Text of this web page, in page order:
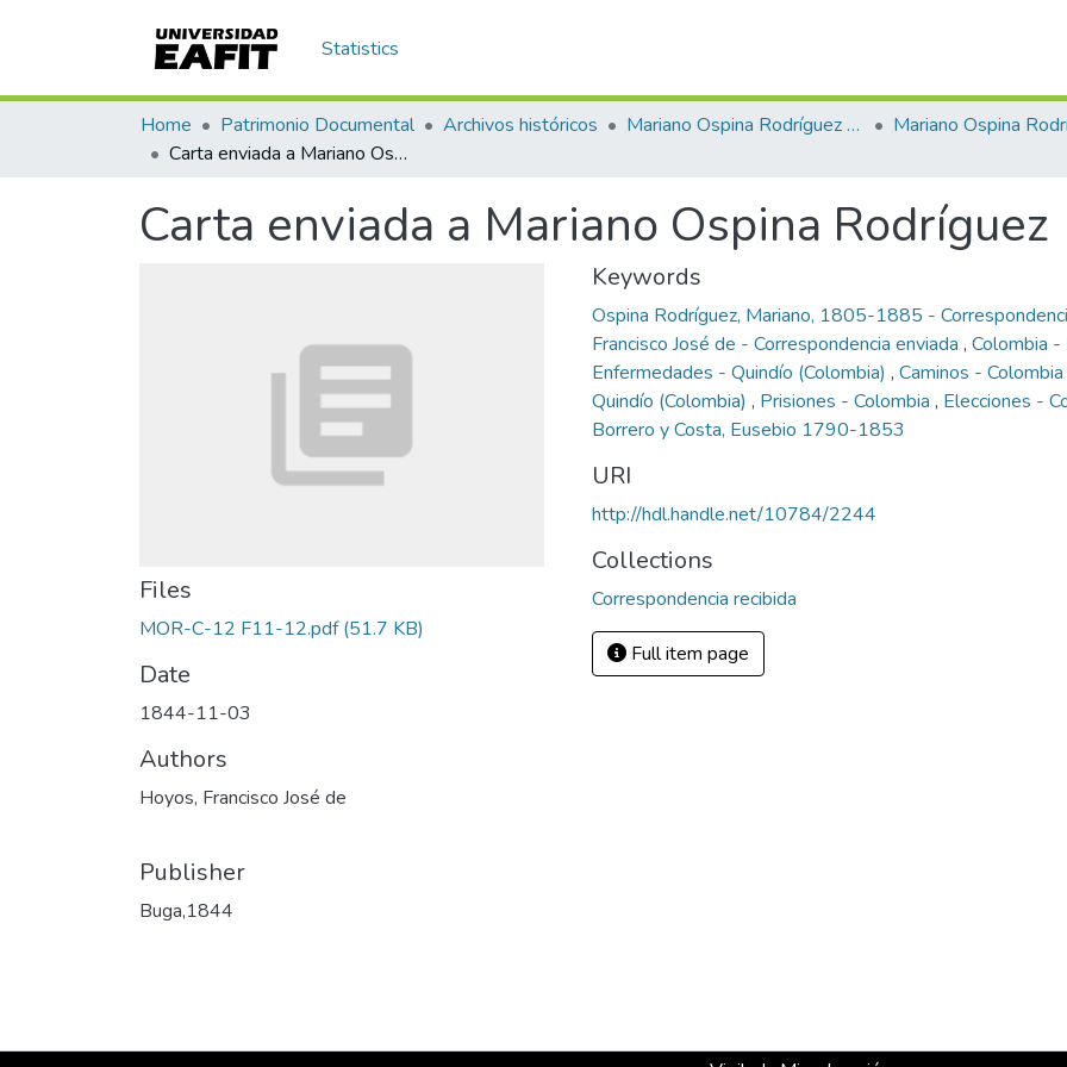
Statistics
Home Patrimonio Documental Archivos históricos Mariano Ospina Rodríguez (1826 -1912) Mariano Ospina
Carta enviada a Mariano Ospina Rodríguez
Carta enviada a Mariano Ospina Rodríguez
Files
MOR-C-12 F11-12.pdf(51.7 KB)
Date
1844-11-03
Authors
Hoyos, Francisco José de
Publisher
Buga,1844
Keywords
Ospina Rodríguez, Mariano, 1805-1885 -
Francisco José de - Correspondencia enviada , Colombia
Enfermedades - Quindío (Colombia) , Caminos - Colombia
Quindío (Colombia) , Prisiones - Colombia , Elecciones -
Borrero y Costa, Eusebio 1790-1853
URI
http://hdl.handle.net/10784/2244
Collections
Correspondencia recibida
Full item page